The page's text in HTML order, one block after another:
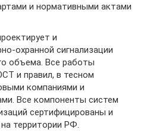
и нормативными актами
и
охранной сигнализации
объема. Все работы
и правил, в тесном
компаниями и
Все компоненты систем
сертифицированы и
территории РФ.